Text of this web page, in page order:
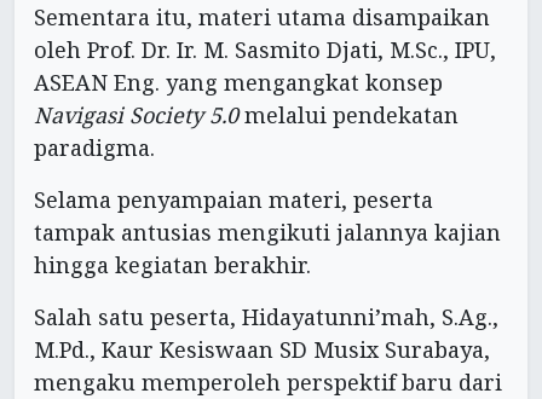
Sementara itu, materi utama disampaikan
oleh Prof. Dr. Ir. M. Sasmito Djati, M.Sc., IPU,
ASEAN Eng. yang mengangkat konsep
Navigasi Society 5.0melalui pendekatan
paradigma.
Selama penyampaian materi, peserta
tampak antusias mengikuti jalannya kajian
hingga kegiatan berakhir.
Salah satu peserta, Hidayatunni’mah, S.Ag.,
M.Pd., Kaur Kesiswaan SD Musix Surabaya,
mengaku memperoleh perspektif baru dari